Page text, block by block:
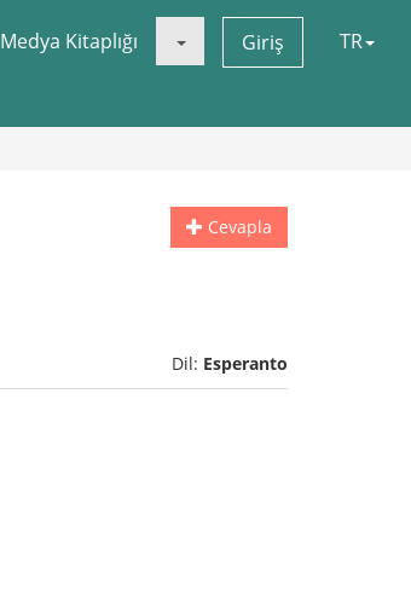
Medya Kitaplığı Giriş TR
Cevapla
Dil: Esperanto